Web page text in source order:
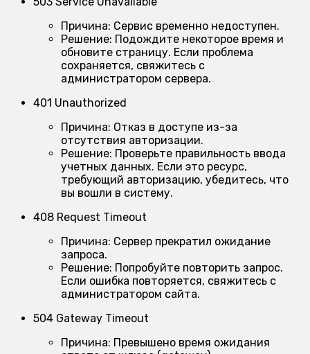
Причина: Сервис временно недоступен.
Решение: Подождите некоторое время и
обновите страницу. Если проблема
сохраняется, свяжитесь с
администратором сервера.
401 Unauthorized
Причина: Отказ в доступе из-за
отсутствия авторизации.
Решение: Проверьте правильность ввода
учетных данных. Если это ресурс,
требующий авторизацию, убедитесь, что
вы вошли в систему.
408 Request Timeout
Причина: Сервер прекратил ожидание
запроса.
Решение: Попробуйте повторить запрос.
Если ошибка повторяется, свяжитесь с
администратором сайта.
504 Gateway Timeout
Причина: Превышено время ожидания